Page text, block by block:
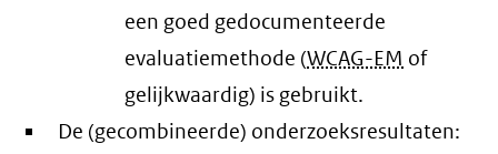
een goed gedocumenteerde
evaluatiemethode (WCAG-EM of
gelijkwaardig) is gebruikt.
De (gecombineerde) onderzoeksresultaten: